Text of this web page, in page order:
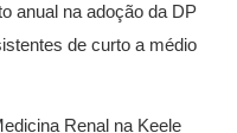
anual na adoção da DP
de curto a médio
Renal na Keele